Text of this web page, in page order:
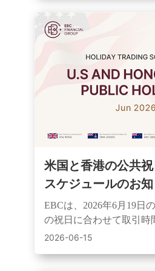
米国と香港の公共
スケジュールのお
EBCは、2026年6月19日
の祝日に合わせて取引時
す。これにより、スプレ
2026-06-15